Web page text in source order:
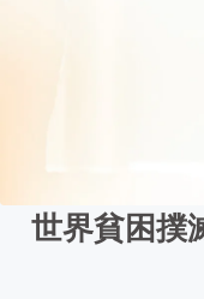
世界貧困撲